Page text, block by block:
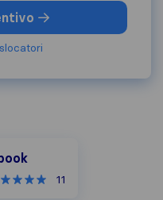
11